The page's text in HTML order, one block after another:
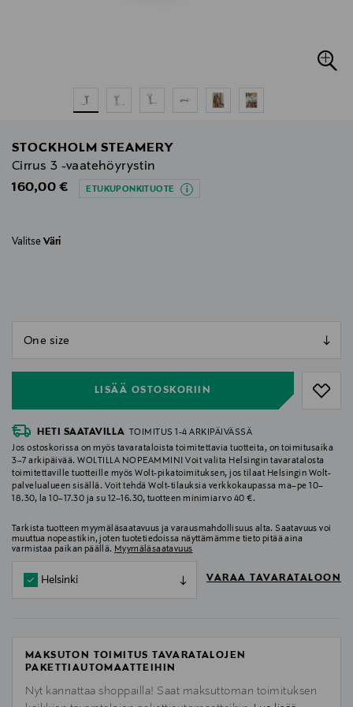
STOCKHOLM STEAMERY
Cirrus 3 -vaatehöyrystin
Original Price
160,00 € ETUKUPONKITUOTE
Valitse Väri
LISÄÄ OSTOSKORIIN
HETI SAATAVILLA
TOIMITUS 1-4 ARKIPÄIVÄSSÄ
Jos ostoskorissa on myös tavarataloista toimitettavia tuotteita, on toimitusaika
3–7 arkipäivää. WOLTILLA NOPEAMMIN! Voit valita Helsingin tavaratalosta
toimitettaville tuotteille myös Wolt-pikatoimituksen, jos tilaat Helsingin Wolt-
palvelualueen sisällä. Voit tehdä Wolt-tilauksia verkkokaupassa ma–pe 10–
18.30, la 10–17.30 ja su 12–16.30, tuotteen minimiarvo 40 €.
Tarkista tuotteen myymäläsaatavuus ja varausmahdollisuus alta. Saatavuus voi
muuttua nopeastikin, joten tuotetiedoissa näyttämämme tieto pitää aina
varmistaa paikan päällä. Myymäläsaatavuus
Helsinki VARAA TAVARATALOON
MAKSUTON TOIMITUS TAVARATALOJEN
PAKETTIAUTOMAATTEIHIN
Nyt kannattaa shoppailla! Saat maksuttoman toimituksen